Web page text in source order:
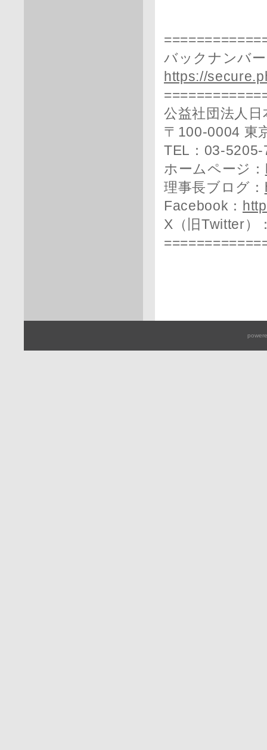
バックナンバ
https://
公益社団法人
〒100-0004 東
TEL：03-
ホームページ：
理事長ブログ：
Facebook：
X（旧Twitter）